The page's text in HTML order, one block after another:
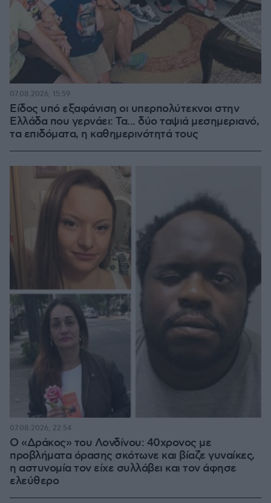
Είδος υπό εξαφάνιση οι υπερπολύτεκνοι στην
Ελλάδα που γερνάει: Τα... δύο ταψιά μεσημεριανό,
τα επιδόματα, η καθημερινότητά τους
07.08.2026, 15:59
Ο «Δράκος» του Λονδίνου: 40χρονος με
προβλήματα όρασης σκότωνε και βίαζε γυναίκες,
η αστυνομία τον είχε συλλάβει και τον άφησε
ελεύθερο
07.08.2026, 22:54